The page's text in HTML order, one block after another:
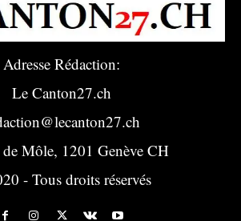
Adresse Rédaction:
Le Canton27.ch
de Môle, 1201 Genève CH
- Tous droits réservés